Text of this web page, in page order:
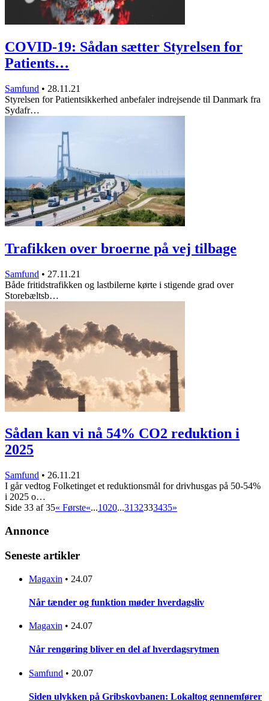
COVID-19: Sådan sætter Styrelsen for
Patients…
Samfund • 28.11.21
Styrelsen for Patientsikkerhed anbefaler indrejsende til Danmark fra
Sydafr…
Trafikken over broerne på vej tilbage
Samfund • 27.11.21
Både fritidstrafikken og lastbilerne kørte i stigende grad over
Storebæltsb…
Sådan kan vi nå 54% CO2 reduktion i
2025
Samfund • 26.11.21
I går vedtog Folketinget et reduktionsmål for drivhusgas på 50-54%
i 2025 o…
Side 33 af 35« Første«...1020...3132333435»
Annonce
Seneste artikler
Magaxin • 24.07
Når tænder og funktion møder hverdagsliv
Magaxin • 24.07
Når rengøring bliver en del af hverdagsrytmen
Samfund • 20.07
Siden ulykken på Gribskovbanen: Lokaltog gennemfører